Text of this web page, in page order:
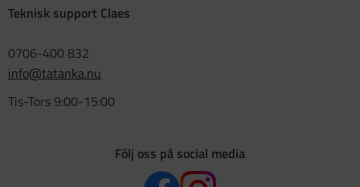
Teknisk support Claes
0706-400 832
info@tatanka.nu
Tis-Tors 9:00-15:00
Följ oss på social media